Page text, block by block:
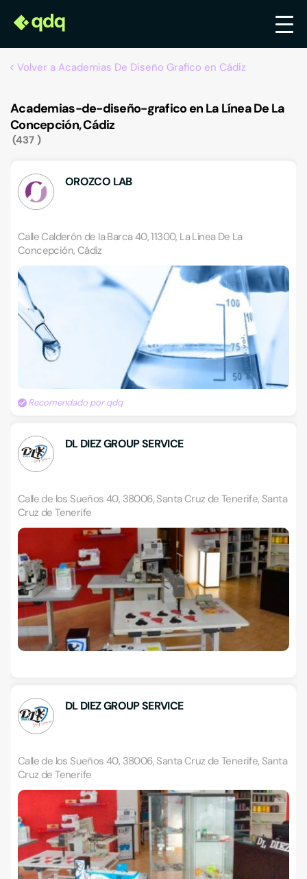
Volver a Academias De Diseño Grafico en Cádiz
Academias-de-diseño-grafico en La Línea De La
Concepción, Cádiz
437
OROZCO LAB
Calle Calderón de la Barca 40, 11300, La Línea De La
Concepción, Cádiz
Recomendado por qdq
DL DIEZ GROUP SERVICE
Calle de los Sueños 40, 38006, Santa Cruz de Tenerife, Santa
Cruz de Tenerife
DL DIEZ GROUP SERVICE
Calle de los Sueños 40, 38006, Santa Cruz de Tenerife, Santa
Cruz de Tenerife